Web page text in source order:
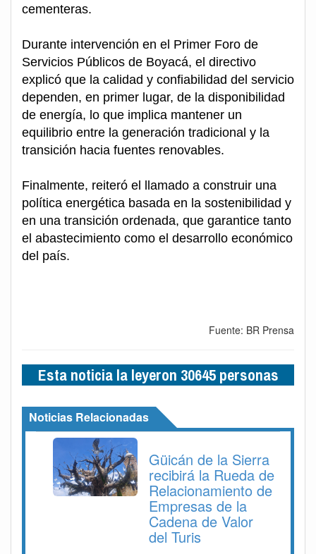
cementeras.
Durante intervención en el Primer Foro de
Servicios Públicos de Boyacá, el directivo
explicó que la calidad y confiabilidad del servicio
dependen, en primer lugar, de la disponibilidad
de energía, lo que implica mantener un
equilibrio entre la generación tradicional y la
transición hacia fuentes renovables.
Finalmente, reiteró el llamado a construir una
política energética basada en la sostenibilidad y
en una transición ordenada, que garantice tanto
el abastecimiento como el desarrollo económico
del país.
Fuente: BR Prensa
Esta noticia la leyeron 30645 personas
Noticias Relacionadas
Güicán de la Sierra
recibirá la Rueda de
Relacionamiento de
Empresas de la
Cadena de Valor
del Turis